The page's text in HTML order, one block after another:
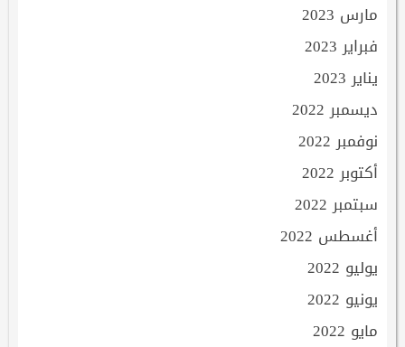
مارس 2023
فبراير 2023
يناير 2023
ديسمبر 2022
نوفمبر 2022
أكتوبر 2022
سبتمبر 2022
أغسطس 2022
يوليو 2022
يونيو 2022
مايو 2022